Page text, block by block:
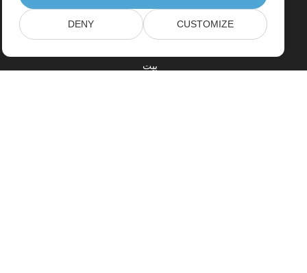
بيت
CUSTOMIZE
DENY